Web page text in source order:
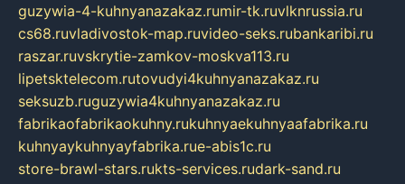
guzywia-4-kuhnyanazakaz.rumir-tk.ruvlknrussia.ru
cs68.ruvladivostok-map.ruvideo-seks.rubankaribi.ru
raszar.ruvskrytie-zamkov-moskva113.ru
lipetsktelecom.rutovudyi4kuhnyanazakaz.ru
seksuzb.ruguzywia4kuhnyanazakaz.ru
fabrikaofabrikaokuhny.rukuhnyaekuhnyaafabrika.ru
kuhnyaykuhnyayfabrika.rue-abis1c.ru
store-brawl-stars.rukts-services.rudark-sand.ru